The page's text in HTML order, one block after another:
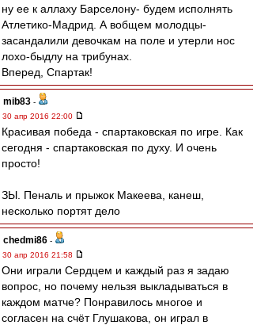
ну ее к аллаху Барселону- будем исполнять
Атлетико-Мадрид. А вобщем молодцы-
засандалили девочкам на поле и утерли нос
лохо-быдлу на трибунах.
Вперед, Спартак!
mib83 -
30 апр 2016 22:00
Красивая победа - спартаковская по игре. Как
сегодня - спартаковская по духу. И очень
просто!
ЗЫ. Пеналь и прыжок Макеева, канеш,
несколько портят дело
chedmi86 -
30 апр 2016 21:58
Они играли Сердцем и каждый раз я задаю
вопрос, но почему нельзя выкладываться в
каждом матче? Понравилось многое и
согласен на счёт Глушакова, он играл в